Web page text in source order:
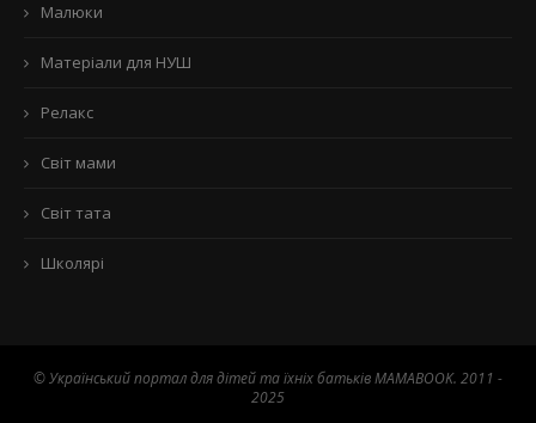
Малюки
Матеріали для НУШ
Релакс
Світ мами
Світ тата
Школярі
© Український портал для дітей та їхніх батьків MAMABOOK. 2011 -
2025